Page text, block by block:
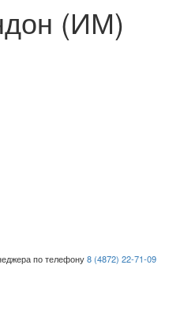
(ИМ)
по телефону8 (4872) 22-71-09